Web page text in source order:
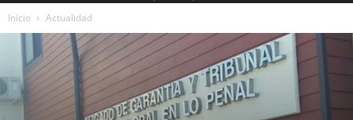
Inicio Actualidad